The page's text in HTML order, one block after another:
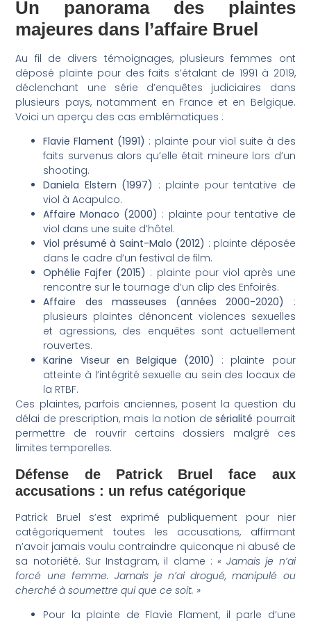
Un panorama des plaintes
majeures dans l’affaire Bruel
Au fil de divers témoignages, plusieurs femmes ont
déposé plainte pour des faits s’étalant de 1991 à 2019,
déclenchant une série d’enquêtes judiciaires dans
plusieurs pays, notamment en France et en Belgique.
Voici un aperçu des cas emblématiques :
Flavie Flament (1991) : plainte pour viol suite à des
faits survenus alors qu’elle était mineure lors d’un
shooting.
Daniela Elstern (1997) : plainte pour tentative de
viol à Acapulco.
Affaire Monaco (2000) : plainte pour tentative de
viol dans une suite d’hôtel.
Viol présumé à Saint-Malo (2012) : plainte déposée
dans le cadre d’un festival de film.
Ophélie Fajfer (2015) : plainte pour viol après une
rencontre sur le tournage d’un clip des Enfoirés.
Affaire des masseuses (années 2000-2020)
:
plusieurs plaintes dénoncent violences sexuelles
et agressions, des enquêtes sont actuellement
rouvertes.
Karine Viseur en Belgique (2010)
: plainte pour
atteinte à l’intégrité sexuelle au sein des locaux de
la RTBF.
Ces plaintes, parfois anciennes, posent la question du
délai de prescription, mais la notion desérialité pourrait
permettre de rouvrir certains dossiers malgré ces
limites temporelles.
Défense de Patrick Bruel face aux
accusations : un refus catégorique
Patrick Bruel s’est exprimé publiquement pour nier
catégoriquement toutes les accusations, affirmant
n’avoir jamais voulu contraindre quiconque ni abusé de
sa notoriété. Sur Instagram, il clame : « Jamais je n’ai
forcé une femme. Jamais je n’ai drogué, manipulé ou
cherché à soumettre qui que ce soit. »
Pour la plainte de Flavie Flament, il parle d’une